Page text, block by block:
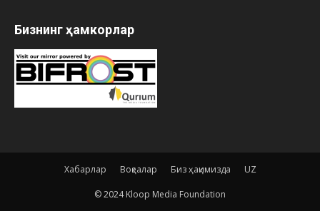
Бизнинг ҳамкорлар
Хабарлар Воқеалар Биз ҳақимизда UZ
© 2024 Kloop Media Foundation